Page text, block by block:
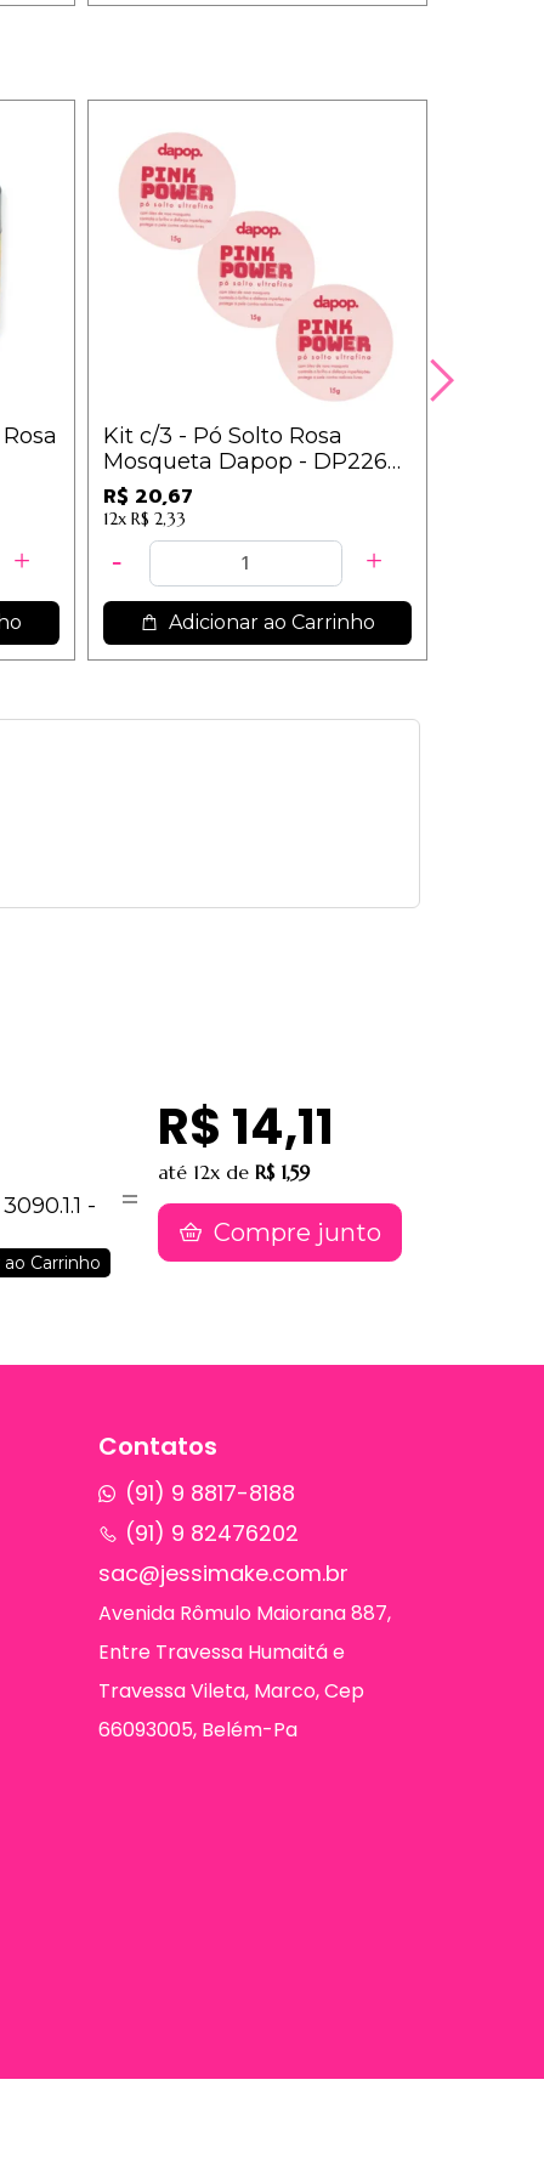
Kit c/3 - Pó Solto Rosa
Mosqueta Dapop - DP2265
/ 6,89
R$ 20,67
12x R$ 2,33
Adicionar ao Carrinho
Carrinho
R$ 14,11
até 12x de R$ 1,59
Compre junto
Contatos
(91) 9 8817-8188
(91) 9 82476202
sac@jessimake.com.br
Avenida Rômulo Maiorana 887,
Entre Travessa Humaitá e
Travessa Vileta, Marco, Cep
66093005, Belém-Pa